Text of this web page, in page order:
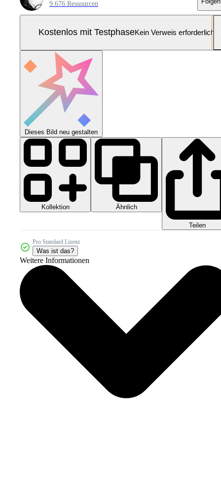
9.676 Ressourcen
Kostenlos mit TestphaseKein Verweis erforderlich
Dieses Bild neu gestalten
Kollektion Ähnlich
Teilen
Pro Standard Lizenz
Was ist das?
Weitere Informationen